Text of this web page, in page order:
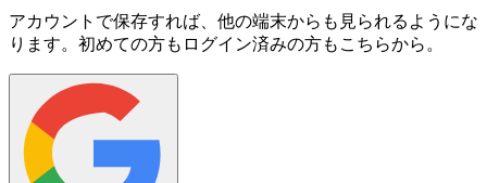
アカウントで保存すれば、他の端末からも見られるようにな
ります。初めての方もログイン済みの方もこちらから。